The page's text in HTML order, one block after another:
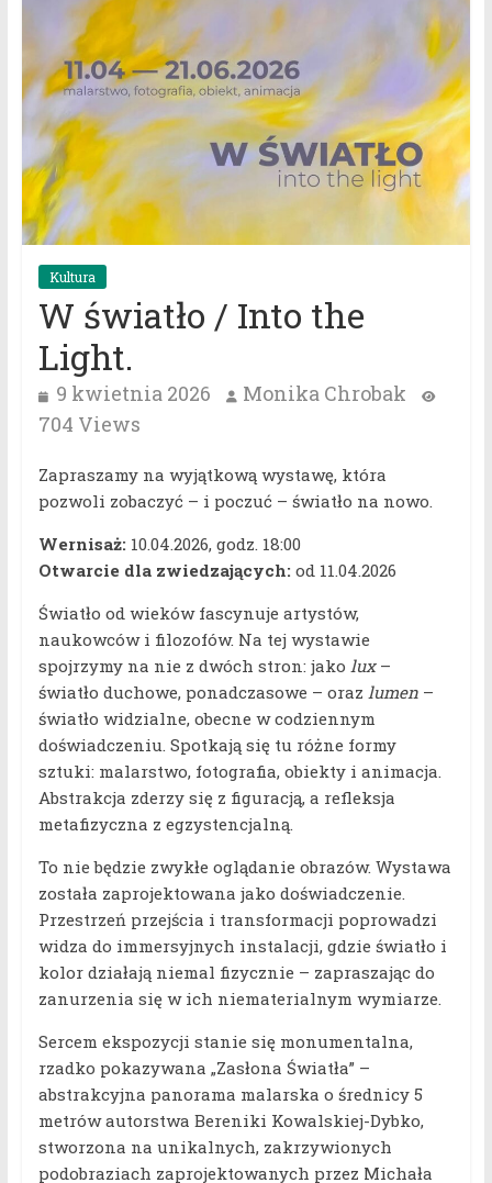
Kultura
W światło / Into the
Light.
9 kwietnia 2026
Monika Chrobak
704 Views
Zapraszamy na wyjątkową wystawę, która
pozwoli zobaczyć – i poczuć – światło na nowo.
Wernisaż:10.04.2026, godz. 18:00
Otwarcie dla zwiedzających:od 11.04.2026
Światło od wieków fascynuje artystów,
naukowców i filozofów. Na tej wystawie
spojrzymy na nie z dwóch stron: jako lux–
światło duchowe, ponadczasowe – oraz lumen–
światło widzialne, obecne w codziennym
doświadczeniu. Spotkają się tu różne formy
sztuki: malarstwo, fotografia, obiekty i animacja.
Abstrakcja zderzy się z figuracją, a refleksja
metafizyczna z egzystencjalną.
To nie będzie zwykłe oglądanie obrazów. Wystawa
została zaprojektowana jako doświadczenie.
Przestrzeń przejścia i transformacji poprowadzi
widza do immersyjnych instalacji, gdzie światło i
kolor działają niemal fizycznie – zapraszając do
zanurzenia się w ich niematerialnym wymiarze.
Sercem ekspozycji stanie się monumentalna,
rzadko pokazywana „Zasłona Światła” –
abstrakcyjna panorama malarska o średnicy 5
metrów autorstwa Bereniki Kowalskiej-Dybko,
stworzona na unikalnych, zakrzywionych
podobraziach zaprojektowanych przez Michała